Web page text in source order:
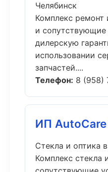
Челябинск
Комплекс ремонт
и сопутствующие
дилерскую
использовании
запчастей....
Телефон: 8 (958)
ИП AutoCare
Стекла и оптика
Комплекс стекла